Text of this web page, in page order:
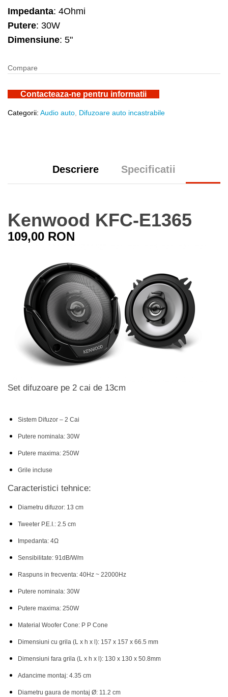
Impedanta: 4Ohmi
Putere: 30W
Dimensiune: 5"
Compare
Contacteaza-ne pentru informatii
Categorii: Audio auto Difuzoare auto incastrabile
Descriere Specificatii
Kenwood KFC-E1365
109,00 RON
Set difuzoare pe 2 cai de 13cm
Sistem Difuzor – 2 Cai
Putere nominala: 30W
Putere maxima: 250W
Grile incluse
Caracteristici tehnice:
Diametru difuzor: 13 cm
Tweeter P.E.I.: 2.5 cm
Impedanta: 4Ω
Sensibilitate: 91dB/W/m
Raspuns in frecventa: 40Hz ~ 22000Hz
Putere nominala: 30W
Putere maxima: 250W
Material Woofer Cone: P P Cone
Dimensiuni cu grila (L x h x l): 157 x 157 x 66.5 mm
Dimensiuni fara grila (L x h x l): 130 x 130 x 50.8mm
Adancime montaj: 4.35 cm
Diametru gaura de montaj Ø: 11.2 cm